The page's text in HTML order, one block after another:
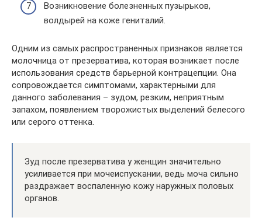
Возникновение болезненных пузырьков,
волдырей на коже гениталий.
Одним из самых распространенных признаков является
молочница от презерватива, которая возникает после
использования средств барьерной контрацепции. Она
сопровождается симптомами, характерными для
данного заболевания – зудом, резким, неприятным
запахом, появлением творожистых выделений белесого
или серого оттенка.
Зуд после презерватива у женщин значительно
усиливается при мочеиспускании, ведь моча сильно
раздражает воспаленную кожу наружных половых
органов.